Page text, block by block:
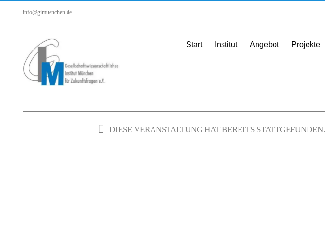
info@gimuenchen.de
Start Institut Angebot Projekte
DIESE VERANSTALTUNG HAT BEREITS STATTGEFUNDEN.